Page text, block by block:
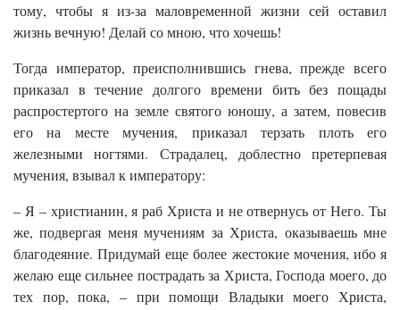
тому, чтобы я из-за маловременной жизни сей оставил
жизнь вечную! Делай со мною, что хочешь!
Тогда император, преисполнившись гнева, прежде всего
приказал в течение долгого времени бить без пощады
распростертого на земле святого юношу, а затем, повесив
его на месте мучения, приказал терзать плоть его
железными ногтями. Страдалец, доблестно претерпевая
мучения, взывал к императору:
– Я – христианин, я раб Христа и не отвернусь от Него. Ты
же, подвергая меня мучениям за Христа, оказываешь мне
благодеяние. Придумай еще более жестокие мочения, ибо я
желаю еще сильнее пострадать за Христа, Господа моего, до
тех пор, пока, – при помощи Владыки моего Христа,